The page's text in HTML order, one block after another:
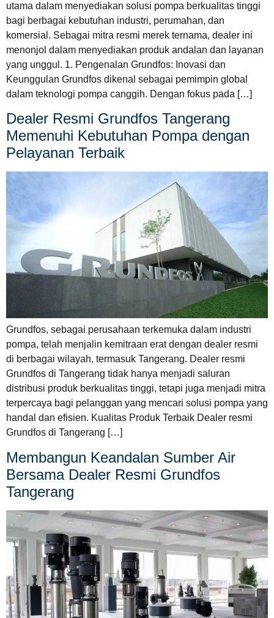
utama dalam menyediakan solusi pompa berkualitas tinggi
bagi berbagai kebutuhan industri, perumahan, dan
komersial. Sebagai mitra resmi merek ternama, dealer ini
menonjol dalam menyediakan produk andalan dan layanan
yang unggul. 1. Pengenalan Grundfos: Inovasi dan
Keunggulan Grundfos dikenal sebagai pemimpin global
dalam teknologi pompa canggih. Dengan fokus pada […]
Dealer Resmi Grundfos Tangerang
Memenuhi Kebutuhan Pompa dengan
Pelayanan Terbaik
Grundfos, sebagai perusahaan terkemuka dalam industri
pompa, telah menjalin kemitraan erat dengan dealer resmi
di berbagai wilayah, termasuk Tangerang. Dealer resmi
Grundfos di Tangerang tidak hanya menjadi saluran
distribusi produk berkualitas tinggi, tetapi juga menjadi mitra
terpercaya bagi pelanggan yang mencari solusi pompa yang
handal dan efisien. Kualitas Produk Terbaik Dealer resmi
Grundfos di Tangerang […]
Membangun Keandalan Sumber Air
Bersama Dealer Resmi Grundfos
Tangerang